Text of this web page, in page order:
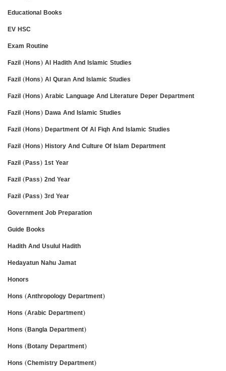
Educational Books
EV HSC
Exam Routine
Fazil (Hons) Al Hadith And Islamic Studies
Fazil (Hons) Al Quran And Islamic Studies
Fazil (Hons) Arabic Language And Literature Deper Department
Fazil (Hons) Dawa And Islamic Studies
Fazil (Hons) Department Of Al Fiqh And Islamic Studies
Fazil (Hons) History And Culture Of Islam Department
Fazil (Pass) 1st Year
Fazil (Pass) 2nd Year
Fazil (Pass) 3rd Year
Government Job Preparation
Guide Books
Hadith And Usulul Hadith
Hedayatun Nahu Jamat
Honors
Hons (Anthropology Department)
Hons (Arabic Department)
Hons (Bangla Department)
Hons (Botany Department)
Hons (Chemistry Department)